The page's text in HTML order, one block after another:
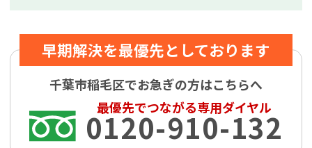
早期解決を最優先としております
千葉市稲毛区でお急ぎの方はこちらへ
最優先でつながる専用ダイヤル
0120-910-132